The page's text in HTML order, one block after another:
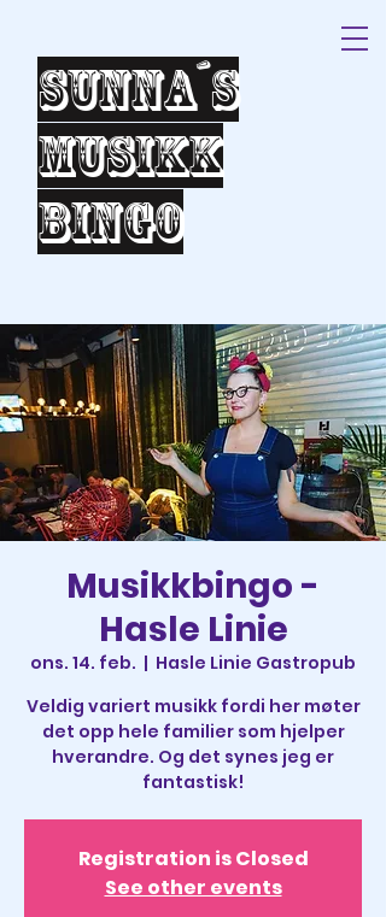
Sunna´s
Musikk
bingo
Musikkbingo -
Hasle Linie
ons. 14. feb.
  |
Hasle Linie Gastropub
Veldig variert musikk fordi her møter
det opp hele familier som hjelper
hverandre. Og det synes jeg er
fantastisk!
Registration is Closed
See other events